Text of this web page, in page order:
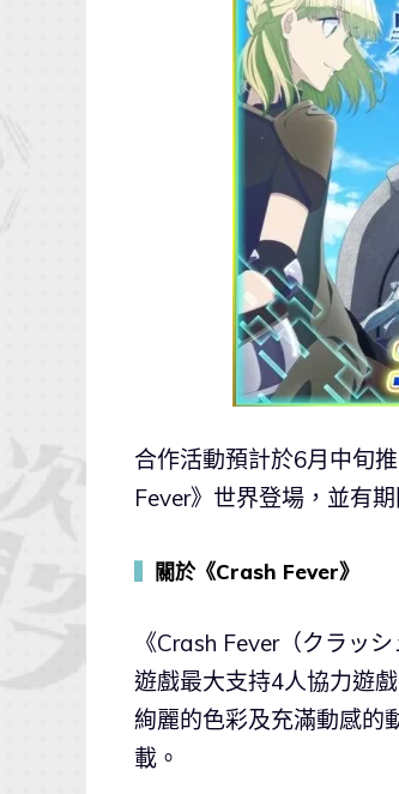
合作活動預計於6月中旬
Fever》世界登場，並有
關於《Crash Fever》
《Crash Fever（クラッ
遊戲最大支持4人協力遊
絢麗的色彩及充滿動感的
載。